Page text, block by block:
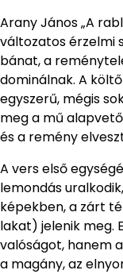
Arany János „A
változatos érzelmi
bánat, a
dominálnak. A
egyszerű, mégis
meg a mű
és a remény
A vers első
lemondás
képekben, a zárt
lakat) jelenik meg.
valóságot, hanem
a magány, az